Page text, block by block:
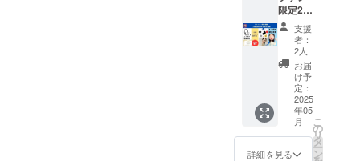
として
活用し
てくだ
さい。
メール
に画像
データ
を添付
する形
で送信
いたし
セージ
カード
＊取扱
説明書
カード
の使い
方や、
60干支
の知識
を深め
書 【ポ
氣質
カード
あなた
の個性
を輝か
せる、
VITACE
氣質診
断に基
づいた
セージ
深く東
洋の叡
智に触
れたい
あなた
へ。 ク
ラファ
ン限定
で、**3
級氣質
診断士
検定講
きでお
礼状を
書いて
お届け
しま
す！巳
年特製
便箋に
は龍踊
文字の
曼荼羅
が描い
限定2級
氣質診
断士検
定講
座】通
常価格
¥16,280
を特別
価格て
ご提供
（２級
氣質診
支援
者：
2人
お届
け予
定：
2025
年05
月
詳細を見る
こ
の
リ
タ
ー
ン